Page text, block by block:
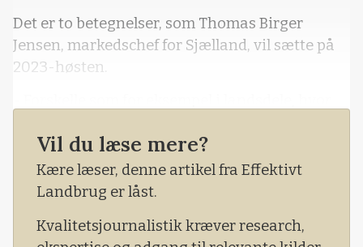
Det er to betegnelser, som Thomas Birger
Jensen, markedschef for Sjælland, vil sætte på
2023-høsten.
hurtigt færdighøstet, mens Østsjælland og
Nordsjælland endnu mangler en del – visse
steder til tre-fire dages høst endnu.
Nord- og Østsjælland har samtidig været ramt
Vil du læse mere?
Kære læser, denne artikel fra Effektivt
Landbrug er låst.
Kvalitetsjournalistik kræver research,